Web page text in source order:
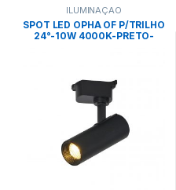
ILUMINAÇÃO
SPOT LED OPHA OF P/TRILHO
24°-10W 4000K-PRETO-